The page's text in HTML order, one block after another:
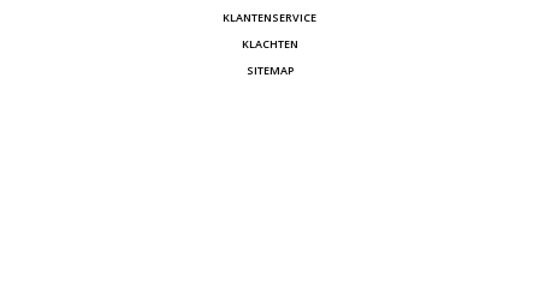
KLANTENSERVICE
KLACHTEN
SITEMAP